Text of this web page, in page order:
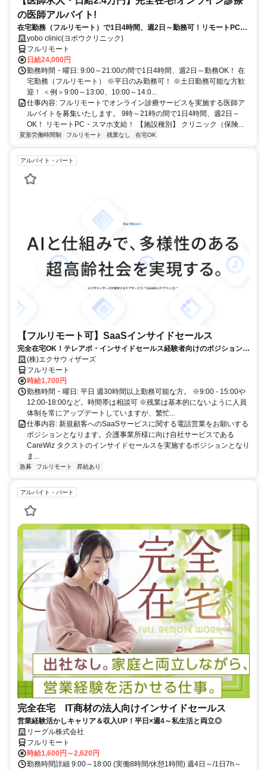
の医師アルバイト!
在宅勤務（フルリモート）で1日4時間、週2日～勤務可！リモートPC・
スマホ支給！
yobo clinic(ヨボウクリニック)
フルリモート
日給24,000円
勤務時間・曜日: 9:00～21:00の間で1日4時間、週2日～勤務OK！ 在
宅勤務（フルリモート） ※平日のみ勤務可！ ※土日勤務可能な方歓
迎！ ＜例＞9:00～13:00、10:00～14:0...
仕事内容: フルリモートでオンライン診療サービスを実施する医師ア
ルバイトを募集いたします。 9時～21時の間で1日4時間、週2日～
OK！ リモートPC・スマホ支給！ 【施設種別】 クリニック（保険...
変形労働時間制 フルリモート 残業なし 在宅OK
アルバイト・パート
【フルリモート可】SaaSインサイドセールス
完全在宅OK！テレアポ・インサイドセールス経験者向けのポジションで
す！(株)エクサウィザーズ
フルリモート
時給1,700円
勤務時間・曜日: 平日 週30時間以上勤務可能な方。 ※9:00 - 15:00や
12:00-18:00など。時間帯は相談可 ※残業は基本的にないように人員
体制を常にアップデートしていますが、繁忙...
仕事内容: 新規顧客へのSaaSサービスに関する電話営業をお願いする
ポジションとなります。介護事業所様に向け自社サービスである
CareWiz タクストのインサイドセールスを実施するポジションとなり
ま...
急募 フルリモート 昇給あり
アルバイト・パート
完全在宅 IT商材の法人向けインサイドセールス
営業経験活かしキャリア＆収入UP！平日×週4～私生活と両立◎
リーグル株式会社
フルリモート
時給1,600円～2,620円
勤務時間詳細 9:00～18:00 (実働8時間/休憩1時間) 週4日～/1日7h～